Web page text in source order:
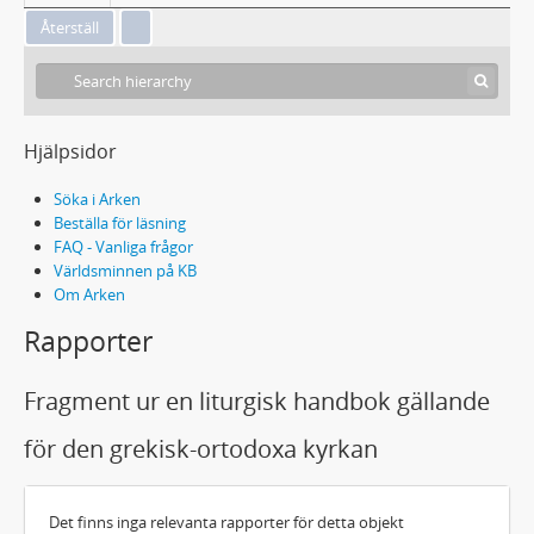
Hjälpsidor
Söka i Arken
Beställa för läsning
FAQ - Vanliga frågor
Världsminnen på KB
Om Arken
Rapporter
Fragment ur en liturgisk handbok gällande
för den grekisk-ortodoxa kyrkan
Det finns inga relevanta rapporter för detta objekt